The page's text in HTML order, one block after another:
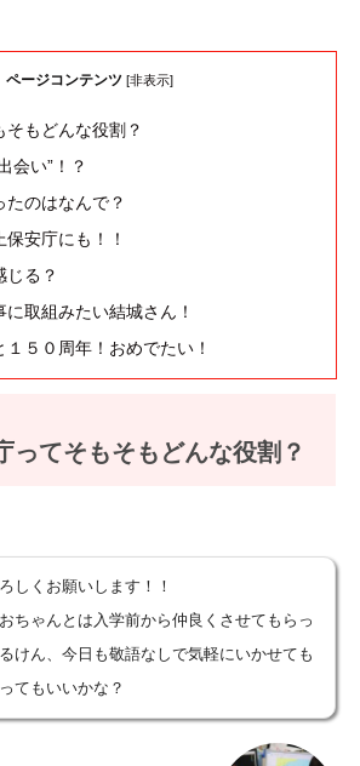
ページコンテンツ [非表示]
もどんな役割？
会い”！？
のはなんで？
安庁にも！！
じる？
取組みたい結城さん！
５０周年！おめでたい！
ってそもそもどんな役割？
しくお願いします！！
ちゃんとは入学前から仲良くさせてもらっ
けん、今日も敬語なしで気軽にいかせても
てもいいかな？